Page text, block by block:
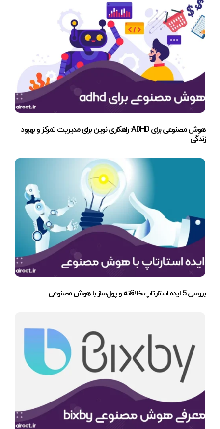
هوش مصنوعی برای ADHD: راهکاری نوین برای مدیریت تمرکز و بهبود
زندگی
بررسی 5 ایده استارتاپ خلاقانه و پول‌ساز با هوش مصنوعی